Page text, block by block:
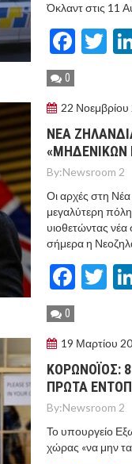
Όκλαντ στις 11
0
22 Νοεμβρίου
ΝΕΑ
By:Newsroom 2
Οι αρχές στη
μεγαλύτερη
υιοθετώντας
σήμερα η
0
19 Μαρτίου
ΚΟΡΩΝΟΪΟΣ:
ΠΡΩΤΑ
By:Newsroom 2
Το υπουργείο
χώρας «να μην